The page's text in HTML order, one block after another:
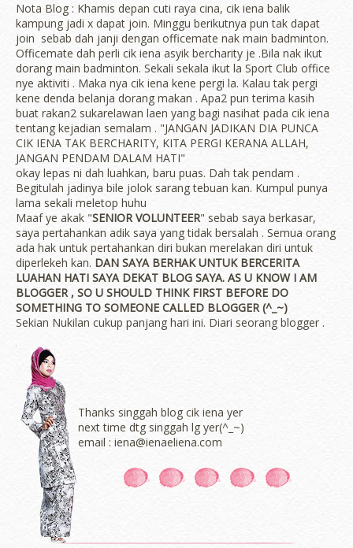
Nota Blog : Khamis depan cuti raya cina, cik iena balik
kampung jadi x dapat join. Minggu berikutnya pun tak dapat
join sebab dah janji dengan officemate nak main badminton.
Officemate dah perli cik iena asyik bercharity je .Bila nak ikut
dorang main badminton. Sekali sekala ikut la Sport Club office
nye aktiviti . Maka nya cik iena kene pergi la. Kalau tak pergi
kene denda belanja dorang makan . Apa2 pun terima kasih
buat rakan2 sukarelawan laen yang bagi nasihat pada cik iena
tentang kejadian semalam . "JANGAN JADIKAN DIA PUNCA
CIK IENA TAK BERCHARITY, KITA PERGI KERANA ALLAH,
JANGAN PENDAM DALAM HATI"
okay lepas ni dah luahkan, baru puas. Dah tak pendam .
Begitulah jadinya bile jolok sarang tebuan kan. Kumpul punya
lama sekali meletop huhu
Maaf ye akak "SENIOR VOLUNTEER" sebab saya berkasar,
saya pertahankan adik saya yang tidak bersalah . Semua orang
ada hak untuk pertahankan diri bukan merelakan diri untuk
diperlekeh kan. DAN SAYA BERHAK UNTUK BERCERITA
LUAHAN HATI SAYA DEKAT BLOG SAYA. AS U KNOW I AM
BLOGGER , SO U SHOULD THINK FIRST BEFORE DO
SOMETHING TO SOMEONE CALLED BLOGGER (^_~)
Sekian Nukilan cukup panjang hari ini. Diari seorang blogger .
Thanks singgah blog cik iena yer
next time dtg singgah lg yer(^_~)
email : iena@ienaeliena.com